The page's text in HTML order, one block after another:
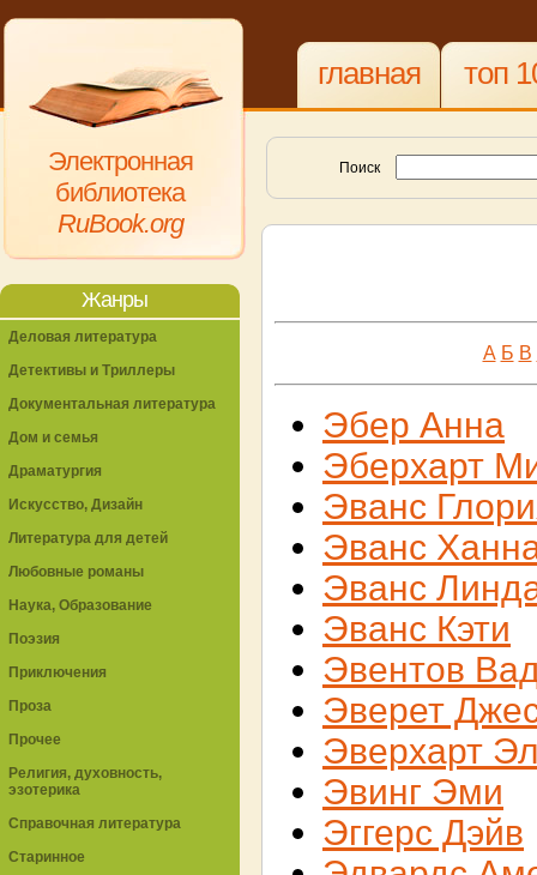
Электронная
библиотека
RuBook.org
главная топ
Поиск
А Б В
Эбер Анна
Эберхарт
Эванс
Эванс
Эванс
Эванс Кэти
Эвентов
Эверет
Эверхарт
Эвинг Эми
Эггерс Дэйв
Жанры
Деловая литература
Детективы и Триллеры
Документальная литература
Дом и семья
Драматургия
Искусство, Дизайн
Литература для детей
Любовные романы
Наука, Образование
Поэзия
Приключения
Проза
Прочее
Религия, духовность,
эзотерика
Справочная литература
Старинное